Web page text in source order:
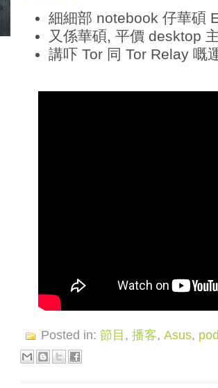
細細部 notebook 仔華碩
又係華碩, 平價 desktop
講吓 Tor 同 Tor Relay 嘅
Posted in: 節目, 播客, Asus,